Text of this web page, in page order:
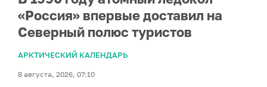
«Россия» впервые доставил на
Северный полюс туристов
АРКТИЧЕСКИЙ КАЛЕНДАРЬ
8 августа, 2026, 07:10